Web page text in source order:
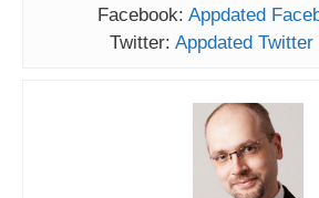
Facebook: Appdated
Twitter: Appdated Twitter